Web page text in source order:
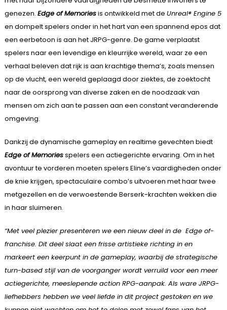
genezen. Edge of Memoriesis ontwikkeld met de Unreal® Engine 5
en dompelt spelers onder in het hart van een spannend epos dat
een eerbetoon is aan het JRPG-genre. De game verplaatst
spelers naar een levendige en kleurrijke wereld, waar ze een
verhaal beleven dat rijk is aan krachtige thema’s, zoals mensen
op de vlucht, een wereld geplaagd door ziektes, de zoektocht
naar de oorsprong van diverse zaken en de noodzaak van
mensen om zich aan te passen aan een constant veranderende
omgeving.
Dankzij de dynamische gameplay en realtime gevechten biedt
Edge of Memoriesspelers een actiegerichte ervaring. Om in het
avontuur te vorderen moeten spelers Eline’s vaardigheden onder
de knie krijgen, spectaculaire combo’s uitvoeren met haar twee
metgezellen en de verwoestende Berserk-krachten wekken die
in haar sluimeren.
“Met veel plezier presenteren we een nieuw deel in de Edge of-
franchise. Dit deel slaat een frisse artistieke richting in en
markeert een keerpunt in de gameplay, waarbij de strategische
turn-based stijl van de voorganger wordt verruild voor een meer
actiegerichte, meeslepende action RPG-aanpak. Als ware JRPG-
liefhebbers hebben we veel liefde in dit project gestoken en we